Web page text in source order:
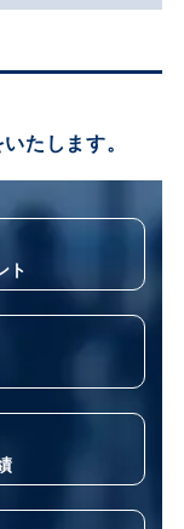
たします。
ト